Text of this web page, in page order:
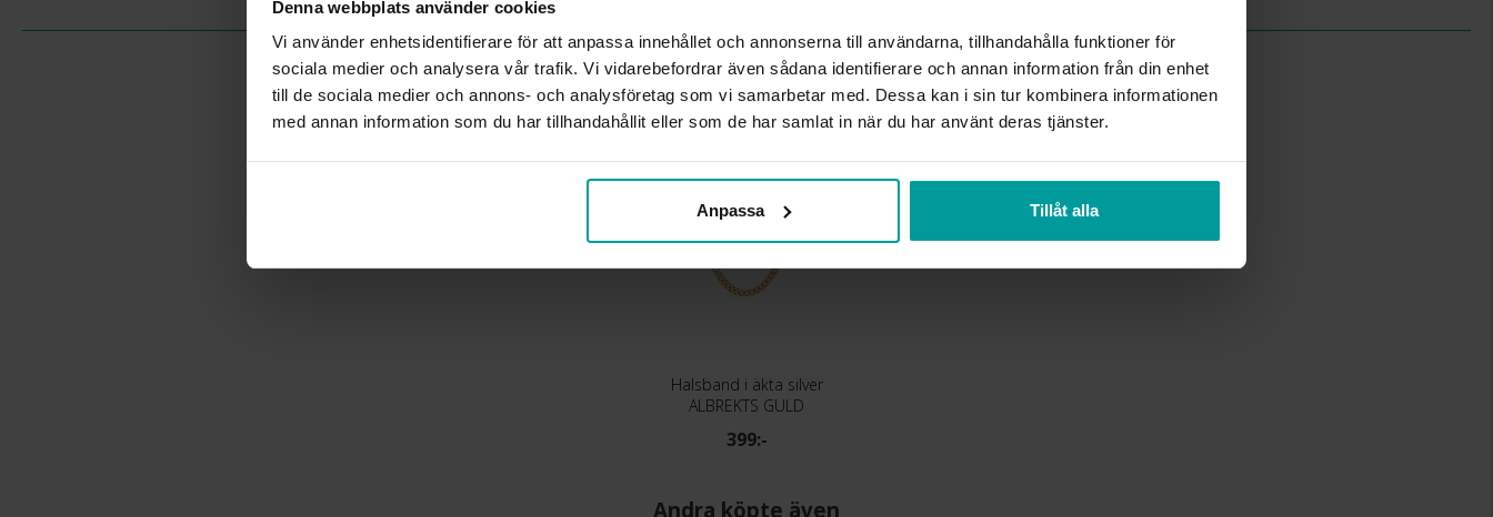
Denna webbplats använder cookies
Vi använder enhetsidentifierare för att anpassa innehållet och annonserna till användarna, tillhandahålla funktioner för
sociala medier och analysera vår trafik. Vi vidarebefordrar även sådana identifierare och annan information från din enhet
till de sociala medier och annons- och analysföretag som vi samarbetar med. Dessa kan i sin tur kombinera informationen
med annan information som du har tillhandahållit eller som de har samlat in när du har använt deras tjänster.
Anpassa Tillåt alla
Liknande produkter
Halsband i äkta silver
ALBREKTS GULD
399:-
Andra köpte även